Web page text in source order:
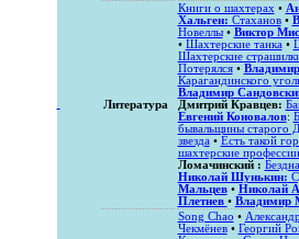
Литература
Книги о шахтерах •
Хальген: Стаханов•
Новеллы• Виктор
• Шахтерские танка•
Шахтерские
Потерялся•
Карагандинского
Владимир
Дмитрий Кравцев:
Евгений Коновалов:
бывальщины старого
звезда• Есть такой
шахтерские профессии
Ломачинский : Бездна
Николай Шунькин:
Мальцев• Николай
Плетнев • Владимир
Song Chao •
Чекмёнев• Георгий